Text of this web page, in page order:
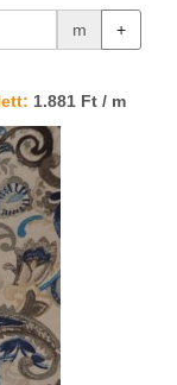
m +
1.881 Ft / m